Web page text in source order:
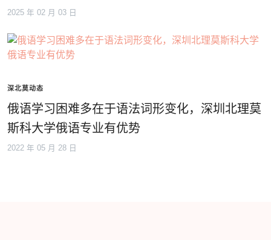
2025 年 02 月 03 日
深北莫动态
俄语学习困难多在于语法词形变化，深圳北理莫
斯科大学俄语专业有优势
2022 年 05 月 28 日